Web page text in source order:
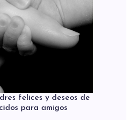
felices y deseos de
para amigos